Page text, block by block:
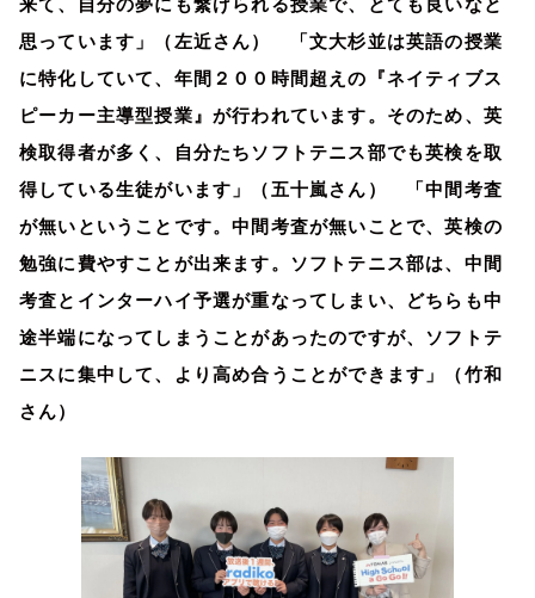
来て、自分の夢にも繋げられる授業で、とても良いなと
思っています」（左近さん） 「文大杉並は英語の授業
に特化していて、年間２００時間超えの『ネイティブス
ピーカー主導型授業』が行われています。そのため、英
検取得者が多く、自分たちソフトテニス部でも英検を取
得している生徒がいます」（五十嵐さん） 「中間考査
が無いということです。中間考査が無いことで、英検の
勉強に費やすことが出来ます。ソフトテニス部は、中間
考査とインターハイ予選が重なってしまい、どちらも中
途半端になってしまうことがあったのですが、ソフトテ
ニスに集中して、より高め合うことができます」（竹和
さん）